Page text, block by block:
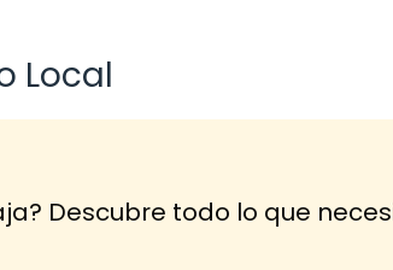
Local
Descubre todo lo que